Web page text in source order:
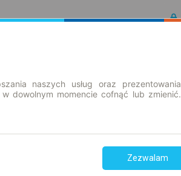
naszych usług oraz prezentowania
dowolnym momencie cofnąć lub zmienić.
Zezwalam